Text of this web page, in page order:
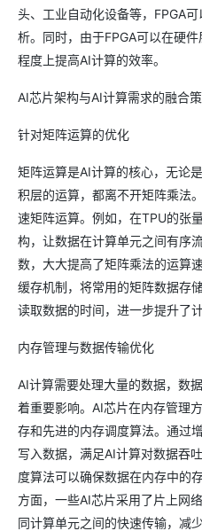
头、工业自动化设备等，FPGA
析。同时，由于FPGA可以在硬
程度上提高AI计算的效率。
AI芯片架构与AI计算需求的融合
针对矩阵运算的优化
矩阵运算是AI计算的核心，无论
积层的运算，都离不开矩阵乘法
速矩阵运算。例如，在TPU的张
构，让数据在计算单元之间有序
数，大大提高了矩阵乘法的运算
缓存机制，将常用的矩阵数据存
读取数据的时间，进一步提升了计
内存管理与数据传输优化
AI计算需要处理大量的数据，数
着重要影响。AI芯片在内存管理
存和先进的内存调度算法。通过
写入数据，满足AI计算对数据吞
度算法可以确保数据在内存中的
方面，一些AI芯片采用了片上网
同计算单元之间的快速传输，减